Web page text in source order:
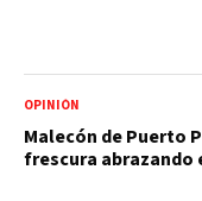
OPINIÓN
Malecón de Puerto
frescura abrazando